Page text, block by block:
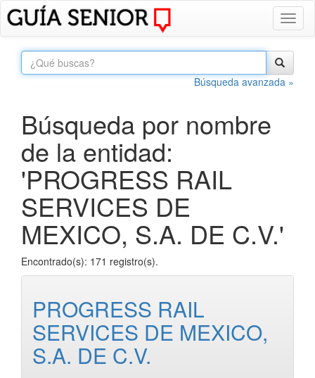
Búsqueda avanzada »
Búsqueda por nombre
de la entidad:
'PROGRESS RAIL
SERVICES DE
MEXICO, S.A. DE C.V.'
Encontrado(s): 171 registro(s).
PROGRESS RAIL
SERVICES DE MEXICO,
S.A. DE C.V.